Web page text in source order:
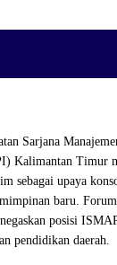
Sarjana
Kalimantan Timur
sebagai upaya
baru.
posisi
pendidikan daerah.